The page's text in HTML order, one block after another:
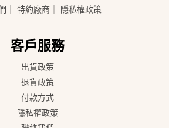
特約廠商 隱私權政策
客戶服務
出貨政策
退貨政策
付款方式
隱私權政策